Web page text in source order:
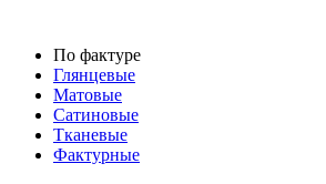
По фактуре
Глянцевые
Матовые
Сатиновые
Тканевые
Фактурные